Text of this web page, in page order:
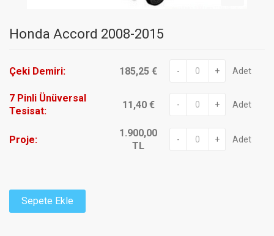
Honda Accord 2008-2015
Çeki Demiri: 185,25 € - + Adet
7 Pinli Ünüversal
Tesisat:
11,40 € - + Adet
Proje:
1.900,00
TL
- + Adet
Sepete Ekle